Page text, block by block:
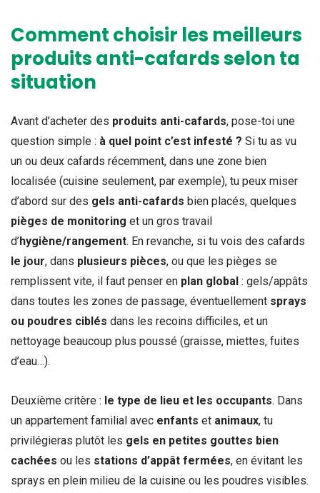
Comment choisir les meilleurs
produits anti-cafards selon ta
situation
Avant d’acheter des produits anti-cafards, pose-toi une
question simple : à quel point c’est infesté ? Si tu as vu
un ou deux cafards récemment, dans une zone bien
localisée (cuisine seulement, par exemple), tu peux miser
d’abord sur des gels anti-cafards bien placés, quelques
pièges de monitoring et un gros travail
d’hygiène/rangement. En revanche, si tu vois des cafards
le jour, dans plusieurs pièces, ou que les pièges se
remplissent vite, il faut penser en plan global : gels/appâts
dans toutes les zones de passage, éventuellement sprays
ou poudres ciblés dans les recoins difficiles, et un
nettoyage beaucoup plus poussé (graisse, miettes, fuites
d’eau…).
Deuxième critère : le type de lieu et les occupants. Dans
un appartement familial avec enfants et animaux, tu
privilégieras plutôt les gels en petites gouttes bien
cachées ou les stations d’appât fermées, en évitant les
sprays en plein milieu de la cuisine ou les poudres visibles.